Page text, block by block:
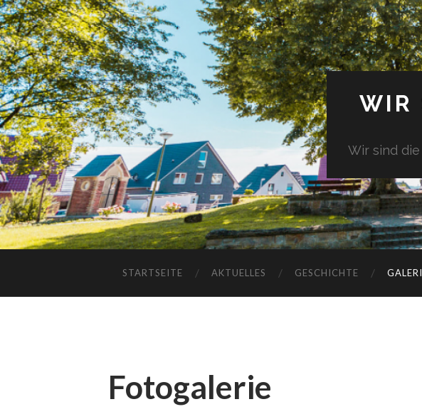
WIR
Wir sind
STARTSEITE AKTUELLES GESCHICHTE
Fotogalerie